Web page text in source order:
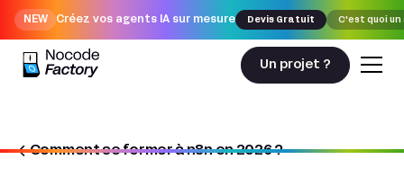
NEW Créez vos agents IA sur mesure Devis Gratuit C'est quoi un
Un projet ?
Comment se former à n8n en 2026 ?
Nocodefactory